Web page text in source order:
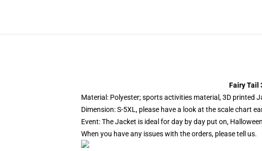
Fairy Tail
Material: Polyester; sports activities material, 3D printed
Dimension: S-5XL, please have a look at the scale chart
Event: The Jacket is ideal for day by day put on,
When you have any issues with the orders, please tell us.